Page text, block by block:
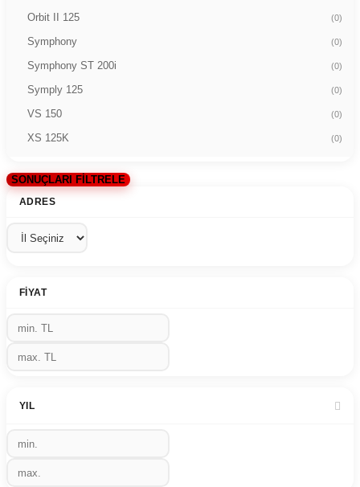
Orbit II 125 (0)
Symphony (0)
Symphony ST 200i (0)
Symply 125 (0)
VS 150 (0)
XS 125K (0)
SONUÇLARI FİLTRELE
ADRES
FIYAT
YIL